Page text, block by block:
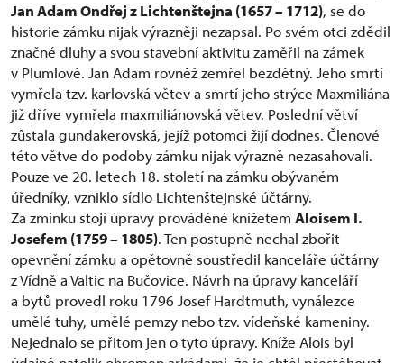
Jan Adam Ondřej z Lichtenštejna (1657 – 1712), se do
historie zámku nijak výrazněji nezapsal. Po svém otci zdědil
značné dluhy a svou stavební aktivitu zaměřil na zámek
v Plumlově. Jan Adam rovněž zemřel bezdětný. Jeho smrtí
vymřela tzv. karlovská větev a smrtí jeho strýce Maxmiliána
již dříve vymřela maxmiliánovská větev. Poslední větví
zůstala gundakerovská, jejíž potomci žijí dodnes. Členové
této větve do podoby zámku nijak výrazně nezasahovali.
Pouze ve 20. letech 18. století na zámku obývaném
úředníky, vzniklo sídlo Lichtenštejnské účtárny.
Za zmínku stojí úpravy prováděné knížetem Aloisem I.
Josefem (1759 – 1805). Ten postupně nechal zbořit
opevnění zámku a opětovně soustředil kanceláře účtárny
z Vídně a Valtic na Bučovice. Návrh na úpravy kanceláří
a bytů provedl roku 1796 Josef Hardtmuth, vynálezce
umělé tuhy, umělé pemzy nebo tzv. vídeňské kameniny.
Nejednalo se přitom jen o tyto úpravy. Kníže Alois byl